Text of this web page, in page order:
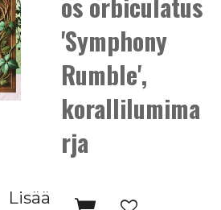
'Symphony
Rumble',
korallilumima
rja
Lisää